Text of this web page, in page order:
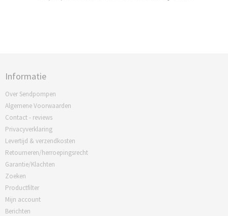
Informatie
Over Sendpompen
Algemene Voorwaarden
Contact - reviews
Privacyverklaring
Levertijd & verzendkosten
Retourneren/herroepingsrecht
Garantie/Klachten
Zoeken
Productfilter
Mijn account
Berichten